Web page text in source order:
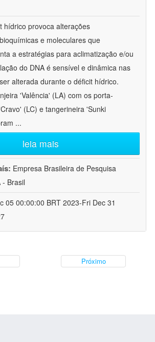
hídrico provoca alterações
e moleculares que
a estratégias para aclimatização e/ou
do DNA é sensível e dinâmica nas
alterada durante o déficit hídrico.
'Valência' (LA) com os porta-
(LC) e tangerineira 'Sunki
...
leia mais
Empresa Brasileira de Pesquisa
- Brasil
05 00:00:00 BRT 2023-Fri Dec 31
Próximo